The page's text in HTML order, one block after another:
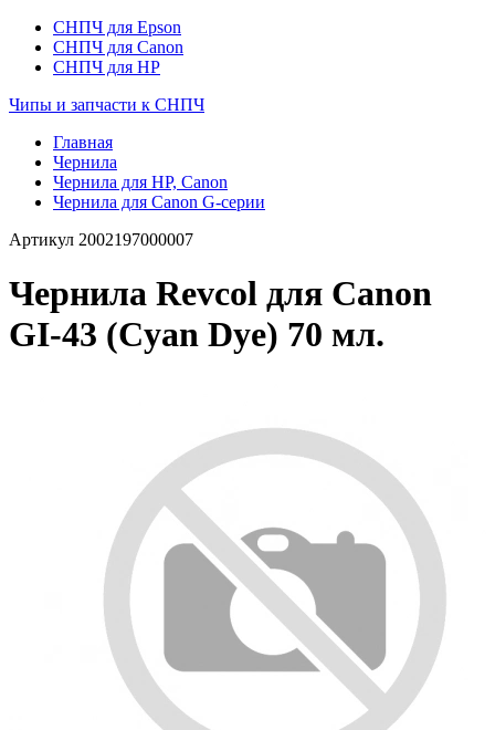
СНПЧ для Epson
СНПЧ для Canon
СНПЧ для HP
Чипы и запчасти к СНПЧ
Главная
Чернила
Чернила для HP, Canon
Чернила для Canon G-серии
Артикул 2002197000007
Чернила Revcol для Canon
GI-43 (Cyan Dye) 70 мл.